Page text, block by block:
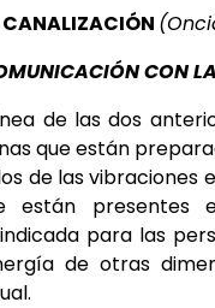
CON
de las dos
que están
de las vibraciones
están presentes
para las
de otras